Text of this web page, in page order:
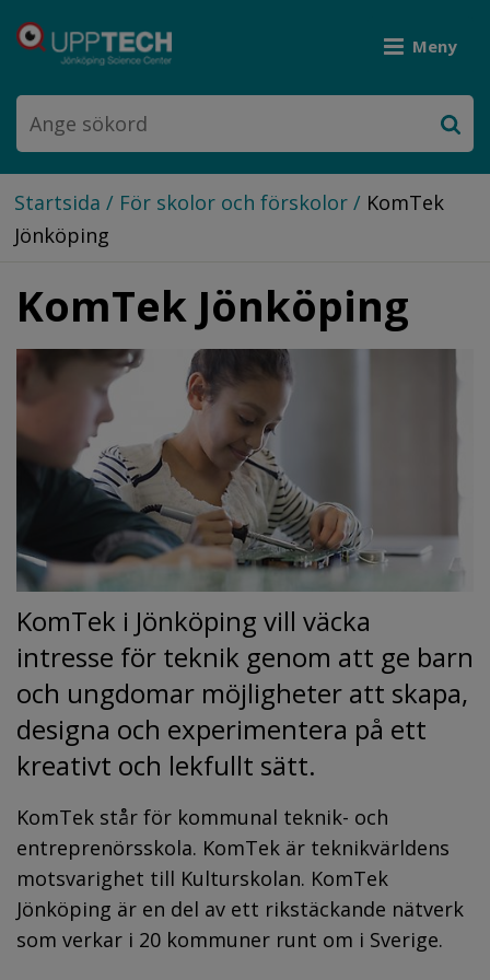
Meny
Startsida / För skolor och förskolor / KomTek
Jönköping
KomTek Jönköping
KomTek i Jönköping vill väcka
intresse för teknik genom att ge barn
och ungdomar möjligheter att skapa,
designa och experimentera på ett
kreativt och lekfullt sätt.
KomTek står för kommunal teknik- och
entreprenörsskola. KomTek är teknikvärldens
motsvarighet till Kulturskolan. KomTek
Jönköping är en del av ett rikstäckande nätverk
som verkar i 20 kommuner runt om i Sverige.